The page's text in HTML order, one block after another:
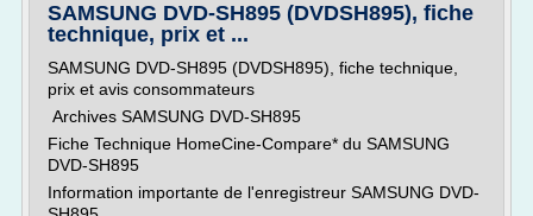
SAMSUNG DVD-SH895 (DVDSH895), fiche
technique, prix et ...
SAMSUNG DVD-SH895 (DVDSH895), fiche technique,
prix et avis consommateurs
Archives SAMSUNG DVD-SH895
Fiche Technique HomeCine-Compare* du SAMSUNG
DVD-SH895
Information importante de l'enregistreur SAMSUNG DVD-